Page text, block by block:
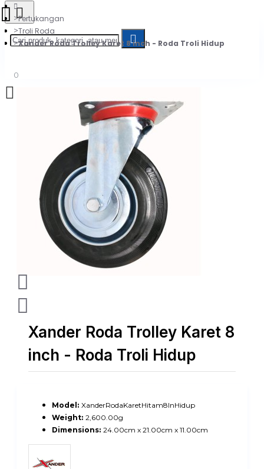
0
Daftar belanja Anda kosong!
Pertukangan
Troli Roda
Xander Roda Trolley Karet 8 inch - Roda Troli Hidup
Xander Roda Trolley Karet 8
inch - Roda Troli Hidup
Model: XanderRodaKaretHitam8InHidup
Weight: 2,600.00g
Dimensions: 24.00cm x 21.00cm x 11.00cm